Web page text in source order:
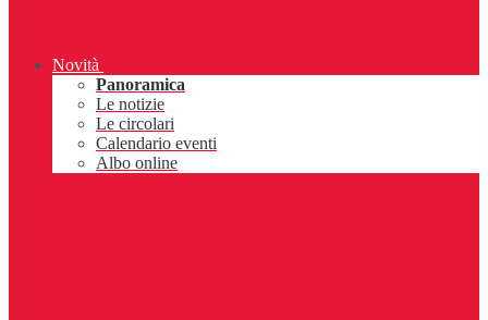
Novità
Panoramica
Le notizie
Le circolari
Calendario eventi
Albo online